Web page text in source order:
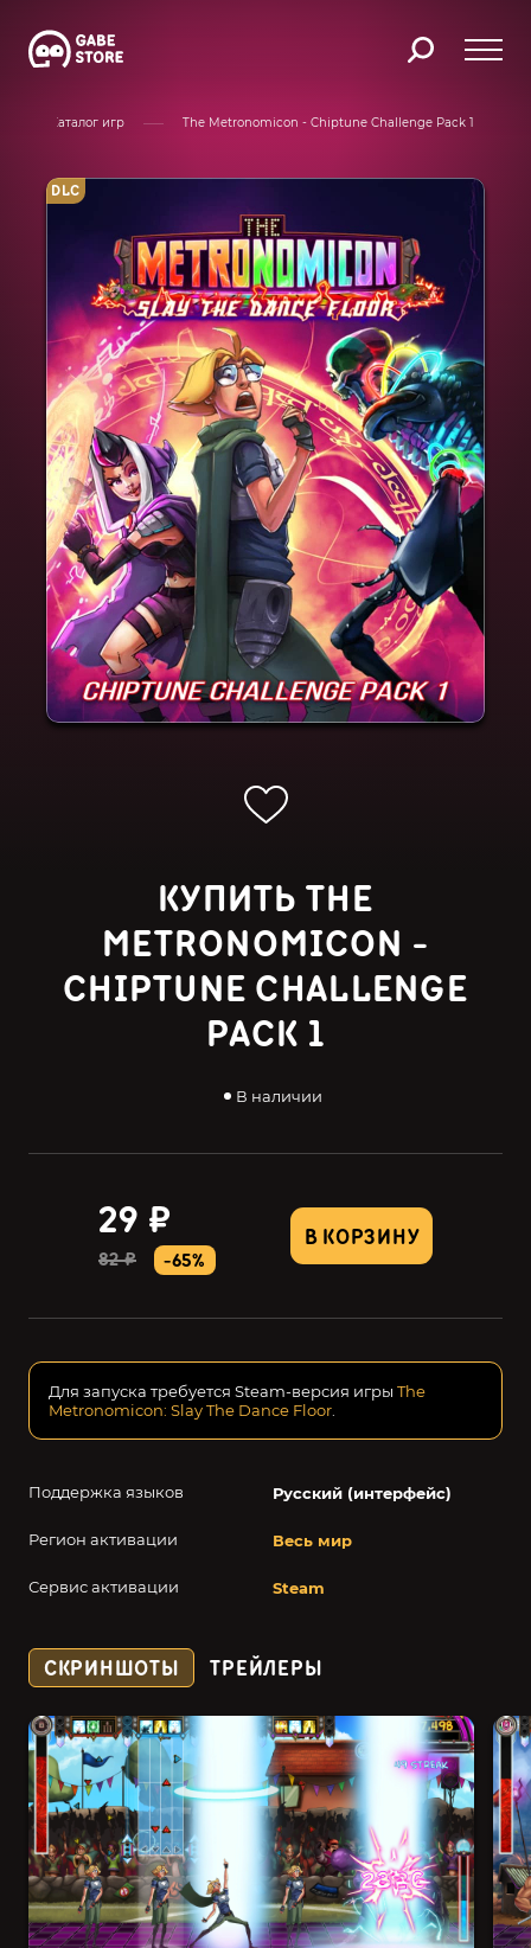
Каталог игр The Metronomicon - Chiptune Challenge Pack 1
DLC
КУПИТЬ THE
METRONOMICON -
CHIPTUNE CHALLENGE
PACK 1
В наличии
В КОРЗИНУ
29 ₽
82 ₽ -65%
Поддержка языков Русский (интерфейс)
Регион активации Весь мир
Сервис активации Steam
Для запуска требуется Steam-версия игры The
Metronomicon: Slay The Dance Floor
СКРИНШОТЫ ТРЕЙЛЕРЫ